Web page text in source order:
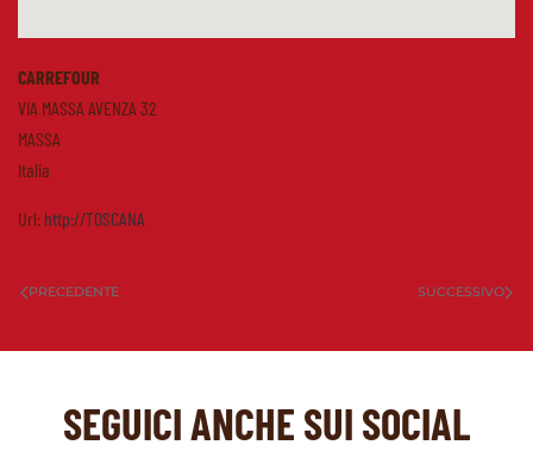
CARREFOUR
VIA MASSA AVENZA 32
MASSA
Italia
Url: http://TOSCANA
PRECEDENTE SUCCESSIVO
SEGUICI ANCHE SUI SOCIAL